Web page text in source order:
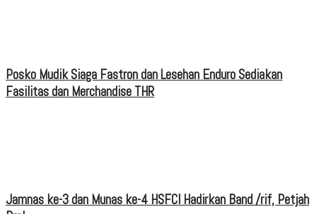
Posko Mudik Siaga Fastron dan Lesehan Enduro Sediakan
Fasilitas dan Merchandise THR
Jamnas ke-3 dan Munas ke-4 HSFCI Hadirkan Band /rif, Petjah